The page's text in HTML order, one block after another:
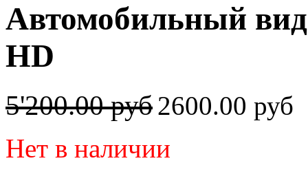
Автомобильный
HD
5'200.00 руб2600.00 руб
Нет в наличии